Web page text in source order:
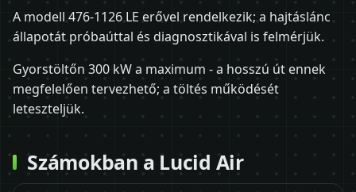
A modell 476-1126 LE erővel rendelkezik; a hajtáslánc
állapotát próbaúttal és diagnosztikával is felmérjük.
Gyorstöltőn 300 kW a maximum - a hosszú út ennek
megfelelően tervezhető; a töltés működését
leteszteljük.
Számokban a Lucid Air